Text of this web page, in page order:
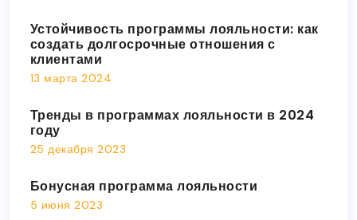
Устойчивость программы лояльности: как
создать долгосрочные отношения с
клиентами
13 марта 2024
Тренды в программах лояльности в 2024
году
25 декабря 2023
Бонусная программа лояльности
5 июня 2023